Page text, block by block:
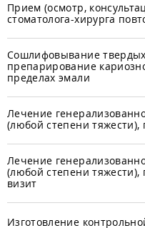
Прием (осмотр,
стоматолога-хирурга
Сошлифовывание твердых
препарирование
пределах эмали
Лечение
(любой степени
Лечение
(любой степени
визит
Изготовление